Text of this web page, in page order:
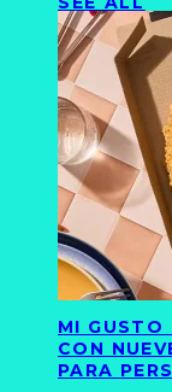
MI GUSTO
CON
PARA